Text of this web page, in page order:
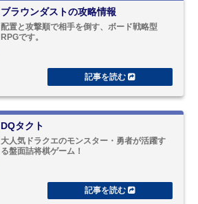
ブラウンダストの攻略情報
配置と攻撃順で相手を倒す、ボード戦略型
RPGです。
DQタクト
大人気ドラクエのモンスター・勇者が活躍す
る盤面詰将棋ゲーム！